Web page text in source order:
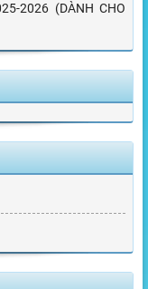
2026 (DÀNH CHO